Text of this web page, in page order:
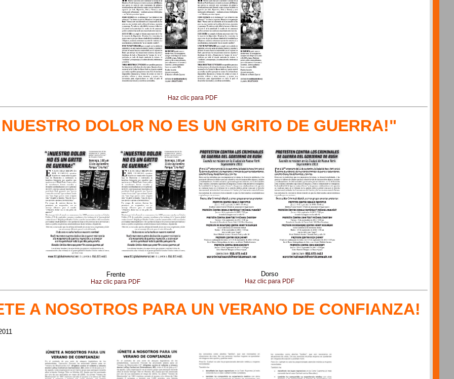
Haz clic para PDF
DOLOR NO ES UN GRITO DE GUERRA!"
Frente
Haz clic para PDF
Dorso
Haz clic para PDF
A NOSOTROS PARA UN VERANO DE CONFIANZA!